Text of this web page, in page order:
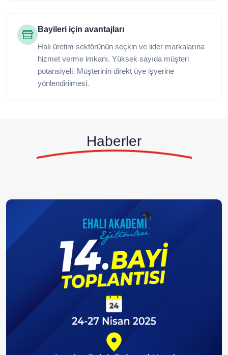
Bayileri için avantajları
Halı üretim sektörünün seçkin ve lider markalarına
hizmet verme imkanı. Yüksek sayıda müşteri
potansiyeli. Müşterinin direkt üye işyerine
yönlendirilmesi.
Haberler